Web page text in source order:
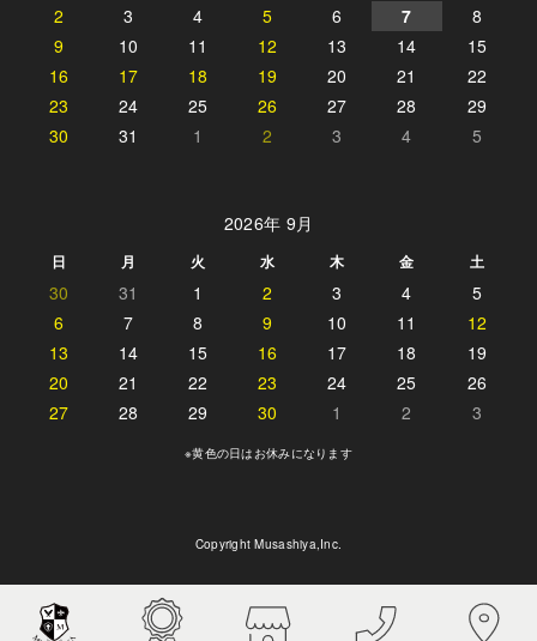
2
3 4 5 6 7
8
9
10 11 12 13 14
15
16
17 18 19 20 21
22
23
24 25 26 27 28
29
30
31 1 2 3 4 5
2026年 9月
日 月 火 水 木 金 土
30 31 1 2 3 4
5
6
7 8 9 10 11
12
13
14 15 16 17 18
19
20
21 22 23 24 25
26
27
28 29 30 1 2 3
※黄色の日はお休みになります
Copyright Musashiya,Inc.